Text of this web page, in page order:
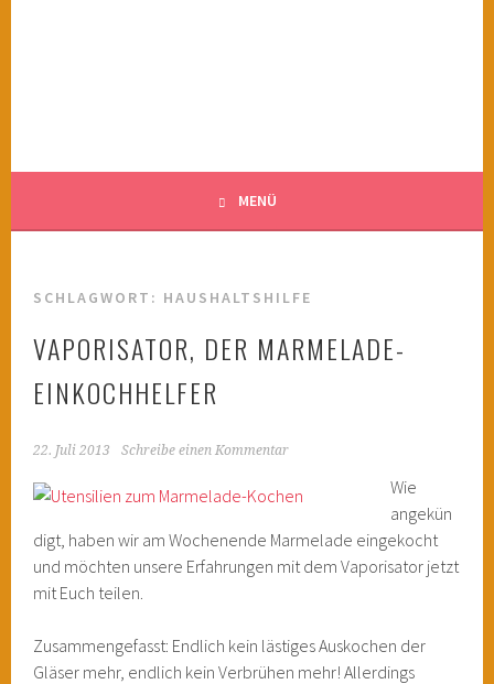
MENÜ
SCHLAGWORT: HAUSHALTSHILFE
VAPORISATOR, DER MARMELADE-
EINKOCHHELFER
22. Juli 2013 Schreibe einen Kommentar
Wie
angekün
digt, haben wir am Wochenende Marmelade eingekocht
und möchten unsere Erfahrungen mit dem Vaporisator jetzt
mit Euch teilen.
Zusammengefasst: Endlich kein lästiges Auskochen der
Gläser mehr, endlich kein Verbrühen mehr! Allerdings